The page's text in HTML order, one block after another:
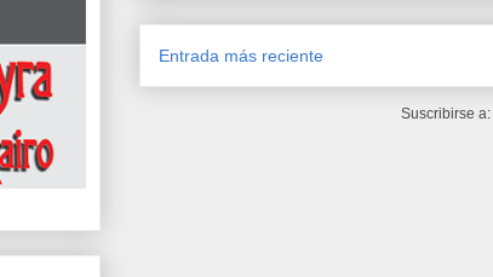
Entrada más reciente
Suscribirse a: